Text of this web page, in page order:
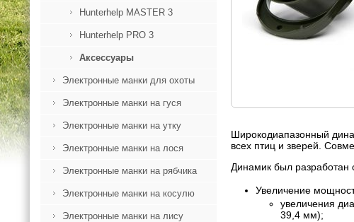
Hunterhelp MASTER 3
Hunterhelp PRO 3
Аксессуары
Электронные манки для охоты
Электронные манки на гуся
Электронные манки на утку
Электронные манки на лося
Электронные манки на рябчика
Электронные манки на косулю
Электронные манки на лису
Широкодиапазонный
всех птиц и зверей.
Динамик был разработан
Увеличение
увеличения
39,4 мм);